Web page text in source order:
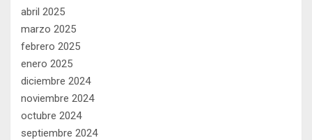
abril 2025
marzo 2025
febrero 2025
enero 2025
diciembre 2024
noviembre 2024
octubre 2024
septiembre 2024